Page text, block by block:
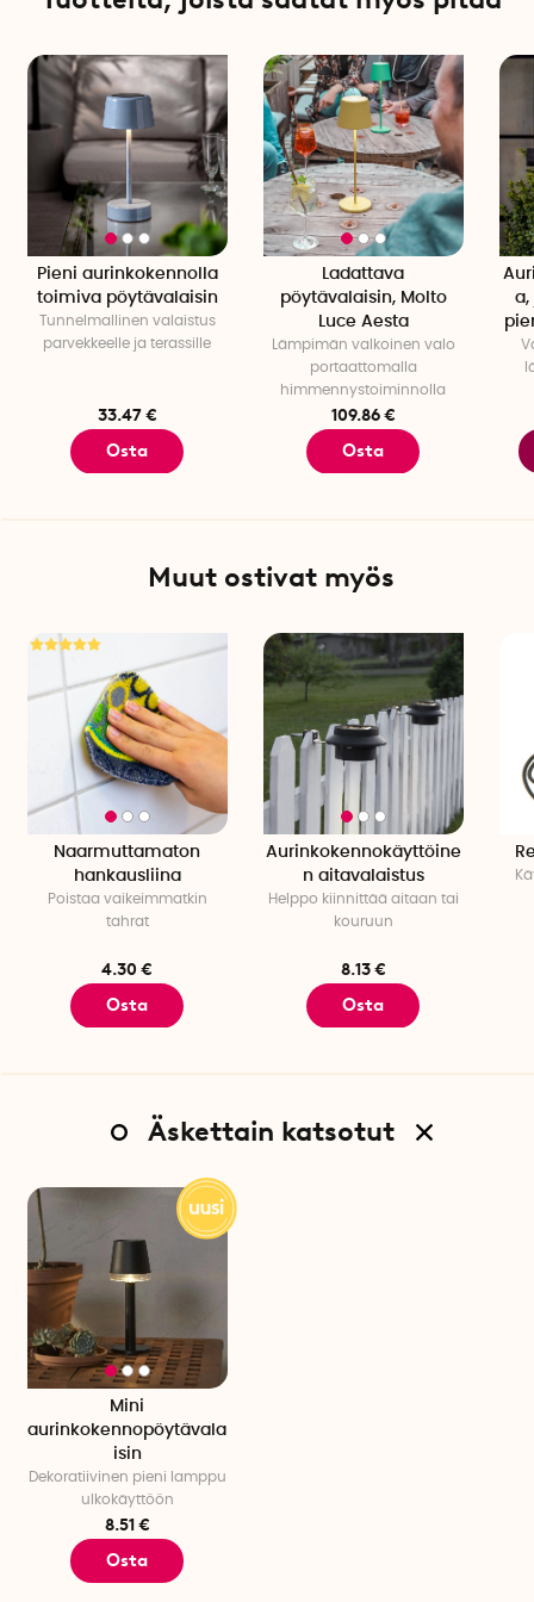
Akku: 1 kpl ladattavat AA-paristot, mukana
Akunkesto: noin 5h
Valovirta: 5 lumenia
Väri: 3000K, lämminvalkoinen
Sensori: Pimeys/Valosensori
Käyttöalue: Ulkokäyttöön
Kappaleita per pakkaus: 1 kpl
Pieni aurinkokennolla
toimiva pöytävalaisin
Tunnelmallinen valaistus
parvekkeelle ja terassille
33.47 €
Osta
Ladattava
pöytävalaisin, Molto
Luce Aesta
Lämpimän valkoinen valo
portaattomalla
himmennystoiminnolla
109.86 €
Osta
a,
Muut ostivat myös
Naarmuttamaton
hankausliina
Poistaa vaikeimmatkin
tahrat
4.30 €
Osta
Aurinkokennokäyttöine
n aitavalaistus
Helppo kiinnittää aitaan tai
kouruun
8.13 €
Osta
Äskettain katsotut
Mini
aurinkokennopöytävala
isin
Dekoratiivinen pieni lamppu
ulkokäyttöön
8.51 €
Osta